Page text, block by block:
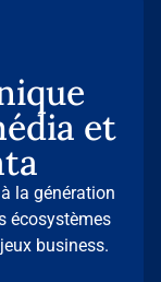
et
la génération
écosystèmes
business.